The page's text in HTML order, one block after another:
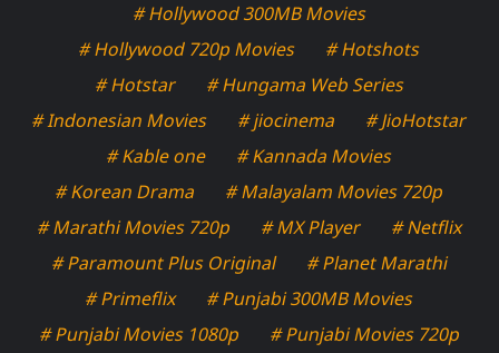
# Hollywood 300MB Movies
# Hollywood 720p Movies
# Hotshots
# Hotstar
# Hungama Web Series
# Indonesian Movies
# jiocinema
# JioHotstar
# Kable one
# Kannada Movies
# Korean Drama
# Malayalam Movies 720p
# Marathi Movies 720p
# MX Player
# Netflix
# Paramount Plus Original
# Planet Marathi
# Primeflix
# Punjabi 300MB Movies
# Punjabi Movies 1080p
# Punjabi Movies 720p